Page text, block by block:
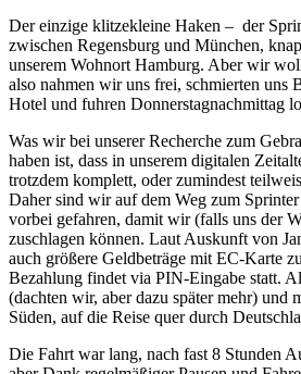
Der einzige klitzekleine Haken – der
zwischen Regensburg und München,
unserem Wohnort Hamburg. Aber wir
also nahmen wir uns frei, schmierten uns
Hotel und fuhren Donnerstagnachmittag
Was wir bei unserer Recherche zum
haben ist, dass in unserem digitalen
trotzdem komplett, oder zumindest
Daher sind wir auf dem Weg zum
vorbei gefahren, damit wir (falls uns der
zuschlagen können. Laut Auskunft von
auch größere Geldbeträge mit EC-Karte
Bezahlung findet via PIN-Eingabe statt.
(dachten wir, aber dazu später mehr) und
Süden, auf die Reise quer durch
Die Fahrt war lang, nach fast 8 Stunden